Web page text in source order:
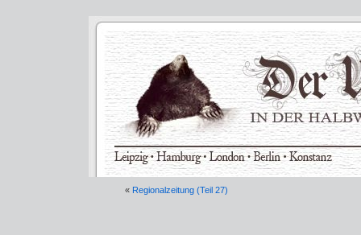
« Regionalzeitung (Teil 27)